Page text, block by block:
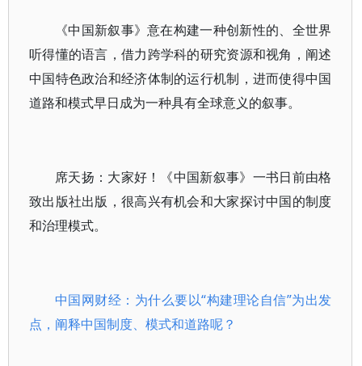
《中国新叙事》意在构建一种创新性的、全世界
听得懂的语言，借力跨学科的研究资源和视角，阐述
中国特色政治和经济体制的运行机制，进而使得中国
道路和模式早日成为一种具有全球意义的叙事。
席天扬：大家好！《中国新叙事》一书日前由格
致出版社出版，很高兴有机会和大家探讨中国的制度
和治理模式。
中国网财经：为什么要以“构建理论自信”为出发
点，阐释中国制度、模式和道路呢？